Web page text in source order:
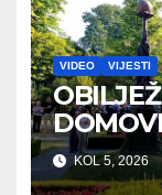
VIDEO VIJESTI
TE DAN
KOL 5, 2026